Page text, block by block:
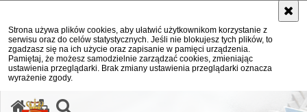
Strona używa plików cookies, aby ułatwić użytkownikom korzystanie z
serwisu oraz do celów statystycznych. Jeśli nie blokujesz tych plików, to
zgadzasz się na ich użycie oraz zapisanie w pamięci urządzenia.
Pamiętaj, że możesz samodzielnie zarządzać cookies, zmieniając
ustawienia przeglądarki. Brak zmiany ustawienia przeglądarki oznacza
wyrażenie zgody.